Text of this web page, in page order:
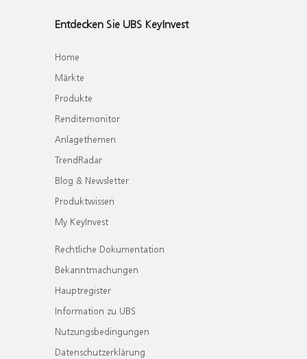
Entdecken Sie UBS KeyInvest
Home
Märkte
Produkte
Renditemonitor
Anlagethemen
TrendRadar
Blog & Newsletter
Produktwissen
My KeyInvest
Rechtliche Dokumentation
Bekanntmachungen
Hauptregister
Information zu UBS
Nutzungsbedingungen
Datenschutzerklärung